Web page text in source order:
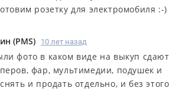
розетку для электромобиля :-)
(PMS) 10 лет назад
фото в каком виде на выкуп сдают
фар, мультимедии, подушек и
и продать отдельно, и без этого